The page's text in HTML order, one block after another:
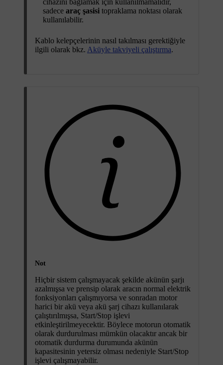
cihazını bağlamak için kullanılmamalıdır,
sadece araç şasisi topraklama noktası olarak
kullanılabilir.
Kablo kelepçelerinin nasıl takılması gerektiğiyle
ilgili olarak bkz. Aküyle takviyeli çalıştırma.
Not
Hiçbir sistem çalışmayacak şekilde akünün şarjı
azalmışsa ve prensip olarak aracın normal elektrik
fonksiyonları çalışmıyorsa ve sonradan motor
harici bir akü veya akü şarj cihazı kullanılarak
çalıştırılmışsa, Start/Stop işlevi
etkinleştirilmeyecektir. Böylece motorun otomatik
olarak durdurulması mümkün olacaktır ancak bir
otomatik durdurma durumunda akünün
kapasitesinin yetersiz olması nedeniyle Start/Stop
işlevi çalışmayabilir.